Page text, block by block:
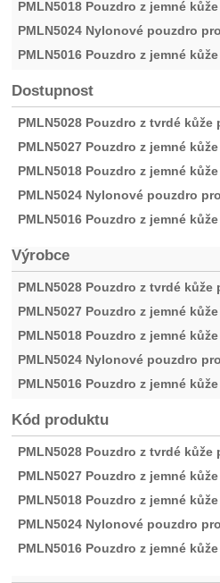
Dostupnost
Výrobce
Kód produktu